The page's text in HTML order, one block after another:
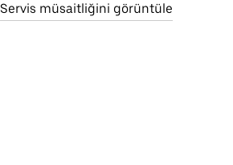
Servis müsaitliğini görüntüle